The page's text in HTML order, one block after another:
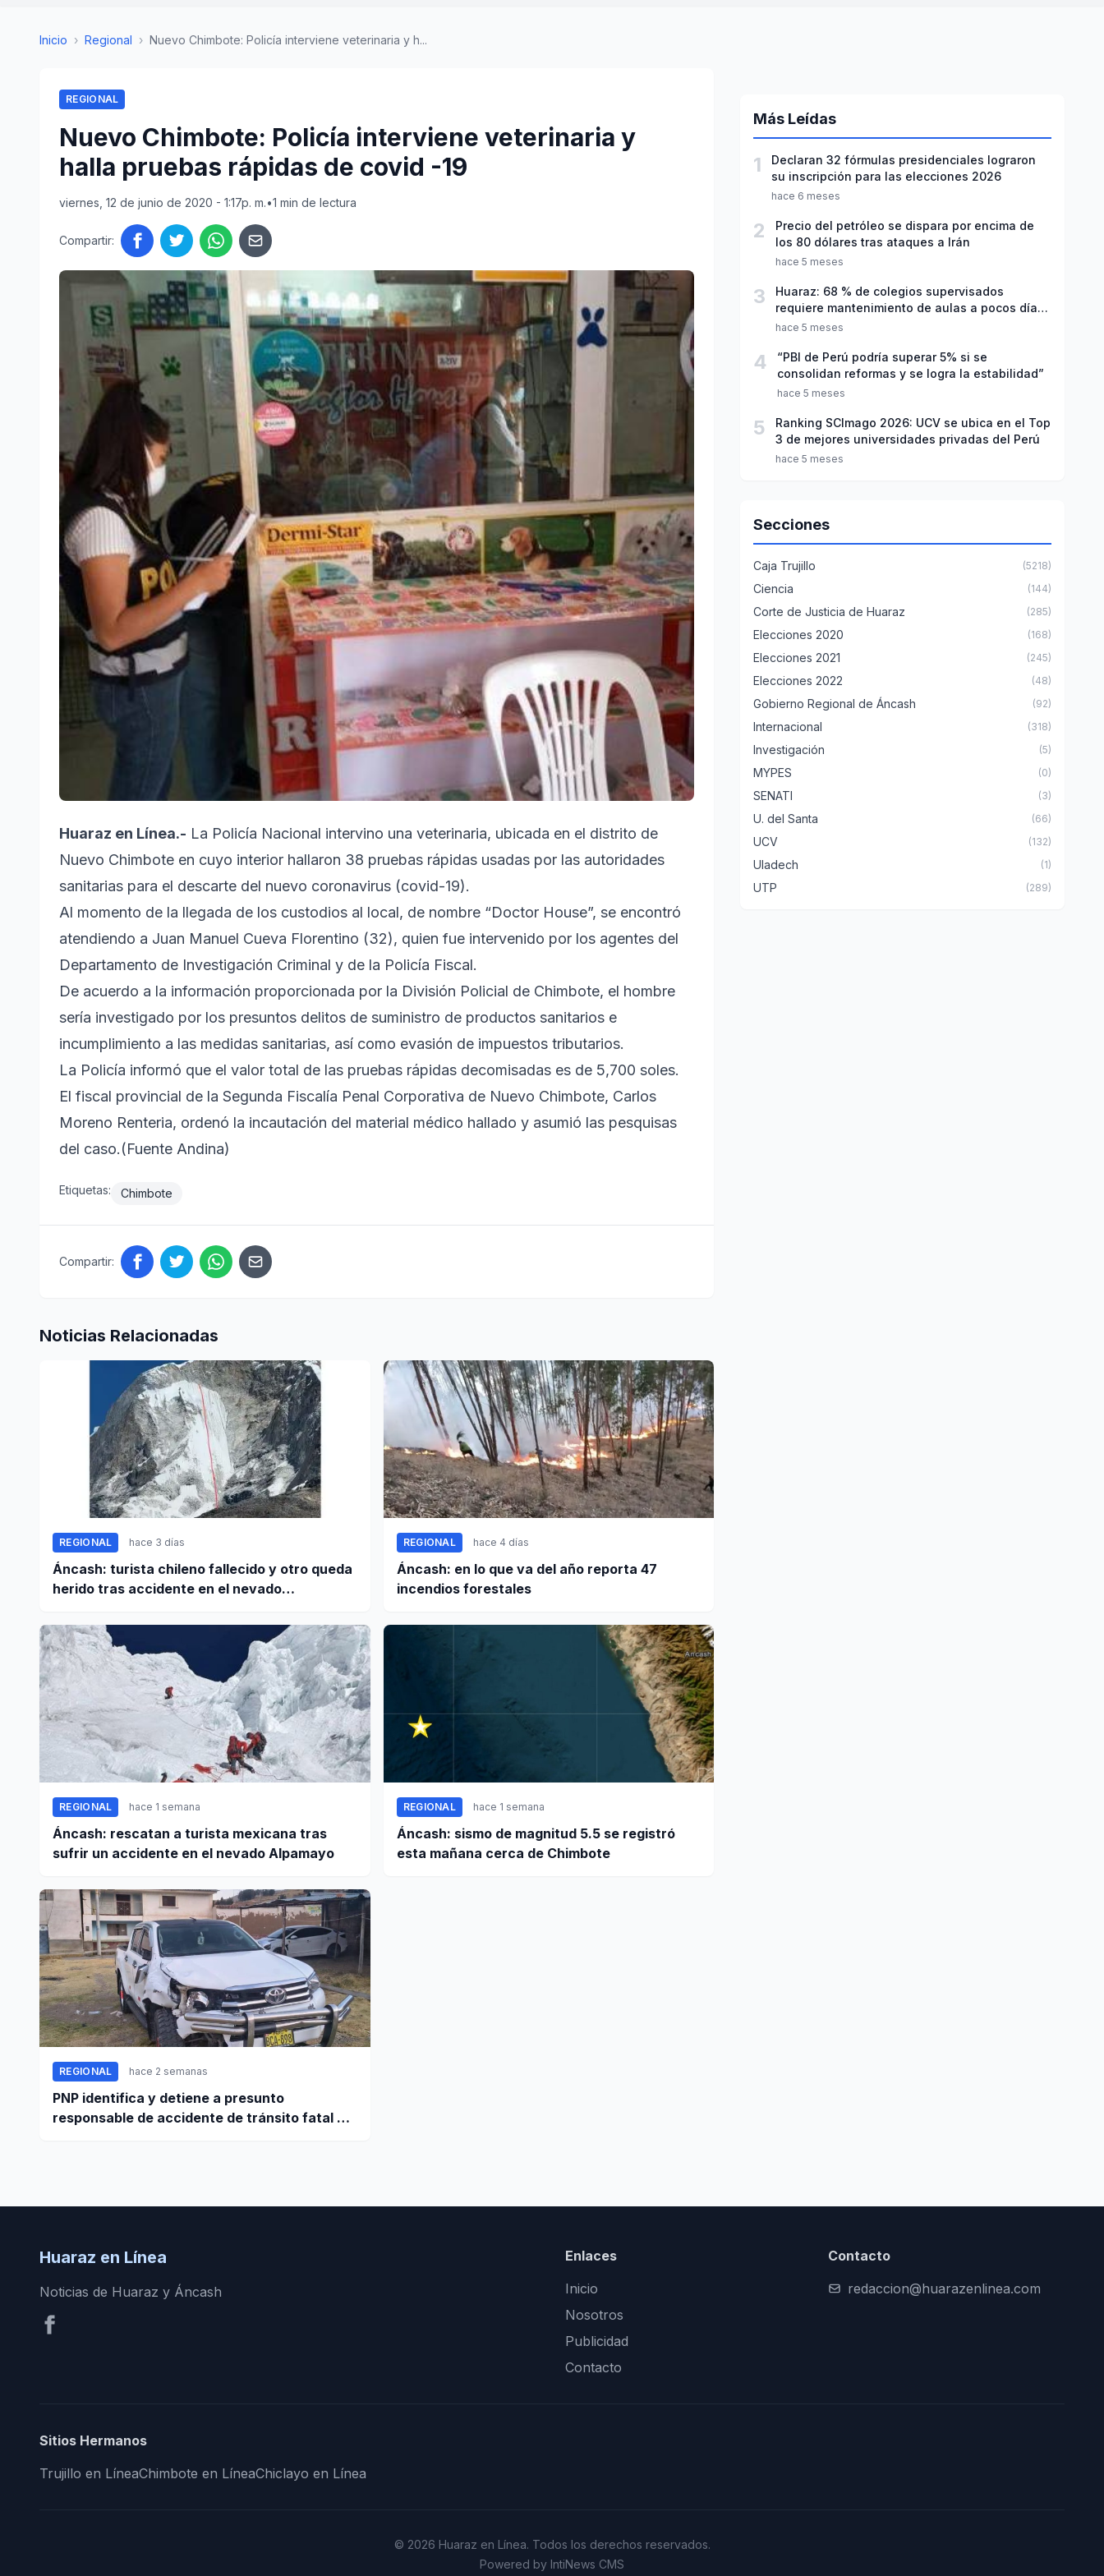
Inicio › Regional › Nuevo Chimbote: Policía interviene veterinaria y h...
REGIONAL
Nuevo Chimbote: Policía interviene veterinaria y
halla pruebas rápidas de covid -19
viernes, 12 de junio de 2020 - 1:17p. m.•1 min de lectura
Compartir:
Huaraz en Línea.- La Policía Nacional intervino una veterinaria, ubicada en el distrito de
Nuevo Chimbote en cuyo interior hallaron 38 pruebas rápidas usadas por las autoridades
sanitarias para el descarte del nuevo coronavirus (covid-19).
Al momento de la llegada de los custodios al local, de nombre “Doctor House”, se encontró
atendiendo a Juan Manuel Cueva Florentino (32), quien fue intervenido por los agentes del
Departamento de Investigación Criminal y de la Policía Fiscal.
De acuerdo a la información proporcionada por la División Policial de Chimbote, el hombre
sería investigado por los presuntos delitos de suministro de productos sanitarios e
incumplimiento a las medidas sanitarias, así como evasión de impuestos tributarios.
La Policía informó que el valor total de las pruebas rápidas decomisadas es de 5,700 soles.
El fiscal provincial de la Segunda Fiscalía Penal Corporativa de Nuevo Chimbote, Carlos
Moreno Renteria, ordenó la incautación del material médico hallado y asumió las pesquisas
del caso.(Fuente Andina)
Etiquetas: Chimbote
Compartir:
Noticias Relacionadas
REGIONAL hace 3 días
Áncash: turista chileno fallecido y otro queda
herido tras accidente en el nevado
REGIONAL hace 4 días
Áncash: en lo que va del año reporta 47
incendios forestales
REGIONAL hace 1 semana
Áncash: rescatan a turista mexicana tras
sufrir un accidente en el nevado Alpamayo
REGIONAL hace 1 semana
Áncash: sismo de magnitud 5.5 se registró
esta mañana cerca de Chimbote
REGIONAL hace 2 semanas
PNP identifica y detiene a presunto
responsable de accidente de tránsito fatal en
Más Leídas
1
Declaran 32 fórmulas presidenciales lograron
su inscripción para las elecciones 2026
hace 6 meses
2
Precio del petróleo se dispara por encima de
los 80 dólares tras ataques a Irán
hace 5 meses
3
Huaraz: 68 % de colegios supervisados
requiere mantenimiento de aulas a pocos días
de inicio del año escolar 2026
hace 5 meses
4
“PBI de Perú podría superar 5% si se
consolidan reformas y se logra la estabilidad”
hace 5 meses
5
Ranking SCImago 2026: UCV se ubica en el Top
3 de mejores universidades privadas del Perú
hace 5 meses
Secciones
Caja Trujillo (5218)
Ciencia (144)
Corte de Justicia de Huaraz (285)
Elecciones 2020 (168)
Elecciones 2021 (245)
Elecciones 2022 (48)
Gobierno Regional de Áncash (92)
Internacional (318)
Investigación (5)
MYPES (0)
SENATI (3)
U. del Santa (66)
UCV (132)
Uladech (1)
UTP (289)
Huaraz en Línea
Noticias de Huaraz y Áncash
Enlaces
Inicio
Nosotros
Publicidad
Contacto
Contacto
redaccion@huarazenlinea.com
Sitios Hermanos
Trujillo en LíneaChimbote en LíneaChiclayo en Línea
© 2026 Huaraz en Línea. Todos los derechos reservados.
Powered by IntiNews CMS